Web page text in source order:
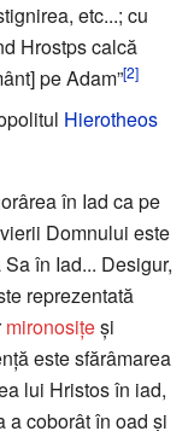
etc...; cu
Hrostps calcă
pe Adam”[2]
Hierotheos
în Iad ca pe
Domnului este
în Iad... Desigur,
reprezentată
mironosițeși
este sfărâmarea
lui Hristos în iad,
a coborât în oad și